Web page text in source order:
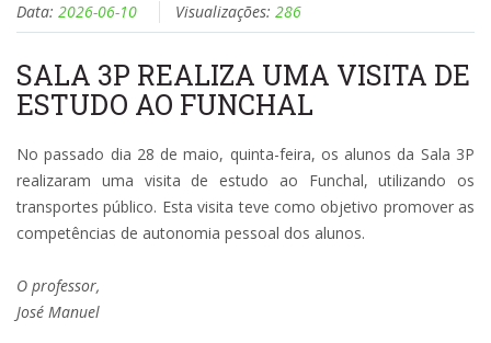
Data: 2026-06-10 Visualizações: 286
SALA 3P REALIZA UMA VISITA DE
ESTUDO AO FUNCHAL
No passado dia 28 de maio, quinta-feira, os alunos da Sala 3P
realizaram uma visita de estudo ao Funchal, utilizando os
transportes público. Esta visita teve como objetivo promover as
competências de autonomia pessoal dos alunos.
O professor,
José Manuel